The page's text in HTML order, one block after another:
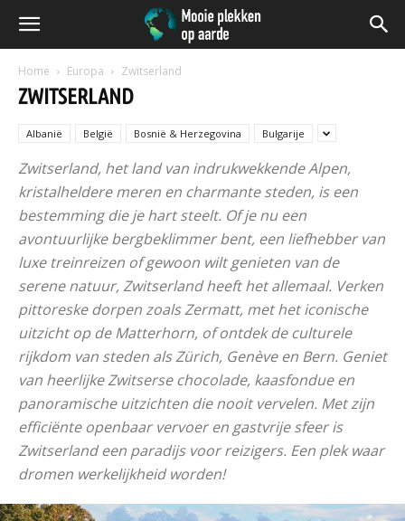
Home Europa Zwitserland
ZWITSERLAND
Albanië België Bosnië & Herzegovina Bulgarije
Zwitserland, het land van indrukwekkende Alpen,
kristalheldere meren en charmante steden, is een
bestemming die je hart steelt. Of je nu een
avontuurlijke bergbeklimmer bent, een liefhebber van
luxe treinreizen of gewoon wilt genieten van de
serene natuur, Zwitserland heeft het allemaal. Verken
pittoreske dorpen zoals Zermatt, met het iconische
uitzicht op de Matterhorn, of ontdek de culturele
rijkdom van steden als Zürich, Genève en Bern. Geniet
van heerlijke Zwitserse chocolade, kaasfondue en
panoramische uitzichten die nooit vervelen. Met zijn
efficiënte openbaar vervoer en gastvrije sfeer is
Zwitserland een paradijs voor reizigers. Een plek waar
dromen werkelijkheid worden!